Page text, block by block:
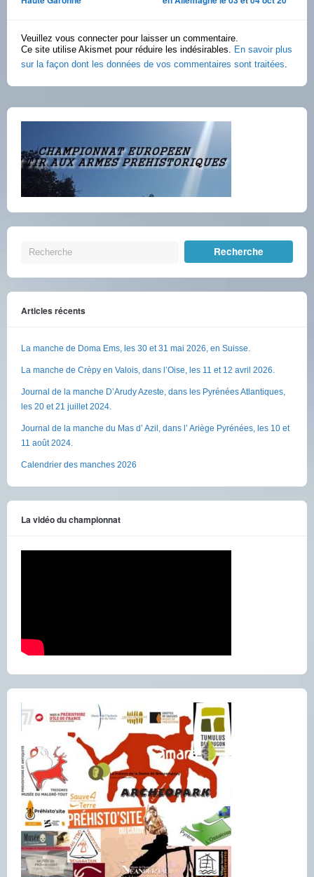
Veuillez vous connecter pour laisser un commentaire.
Ce site utilise Akismet pour réduire les indésirables. En savoir plus
sur la façon dont les données de vos commentaires sont traitées.
Articles récents
La manche de Doma Ems, les 30 et 31 mai 2026, en Suisse.
La manche de Crèpy en Valois, dans l’Oise, les 11 et 12 avril 2026.
Journal de la manche D’Arudy Azeste, dans les Pyrénées Atlantiques,
les 20 et 21 juillet 2024.
Journal de la manche du Mas d’ Azil, dans l’ Ariège Pyrénées, les 10 et
11 août 2024.
Calendrier des manches 2026
La vidéo du championnat